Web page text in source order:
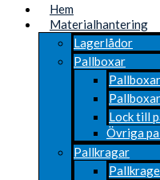
Hem
Materialhantering
Lagerlådor
Pallboxar
Lock till
Övriga
Pallkragar